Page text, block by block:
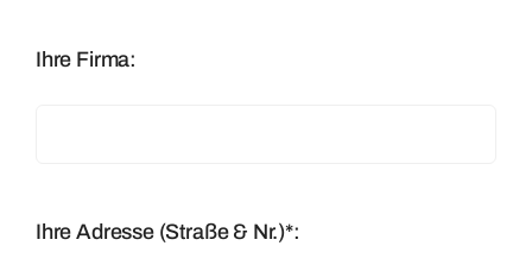
Ihre Firma:
Ihre Adresse (Straße & Nr.)*: